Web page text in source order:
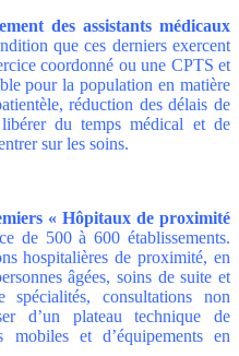
des assistants médicaux
que ces derniers exercent
coordonné ou une CPTS et
pour la population en matière
réduction des délais de
du temps médical et de
sur les soins.
« Hôpitaux de proximité
de 500 à 600 établissements.
hospitalières de proximité, en
âgées, soins de suite et
spécialités, consultations non
d’un plateau technique de
mobiles et d’équipements en